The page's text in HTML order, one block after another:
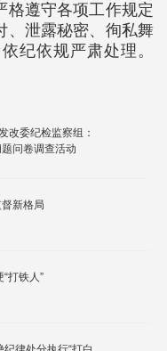
格遵守各项工作规定
、泄露秘密、徇私舞
纪依规严肃处理。
改委纪检监察组：
问卷调查活动
新格局
打铁人”